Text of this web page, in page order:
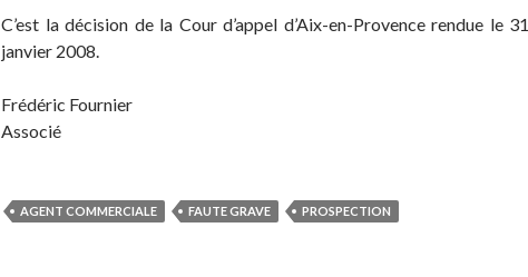
C’est la décision de la Cour d’appel d’Aix-en-Provence rendue le 31
janvier 2008.
Frédéric Fournier
Associé
AGENT COMMERCIALE FAUTE GRAVE PROSPECTION